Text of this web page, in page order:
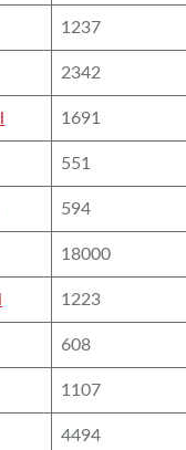
1237
2342
1691
551
594
18000
1223
608
1107
4494